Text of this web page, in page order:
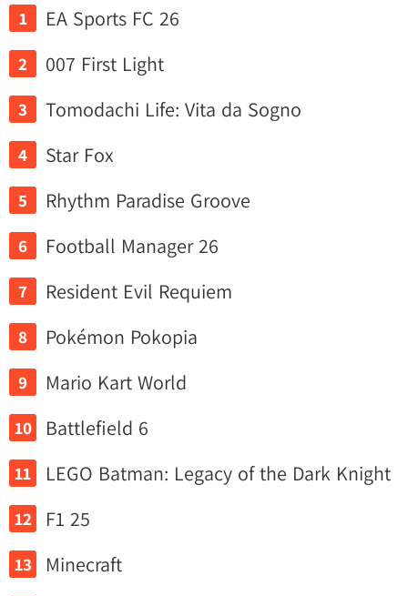
EA Sports FC 26
007 First Light
Tomodachi Life: Vita da Sogno
Star Fox
Rhythm Paradise Groove
Football Manager 26
Resident Evil Requiem
Pokémon Pokopia
Mario Kart World
Battlefield 6
LEGO Batman: Legacy of the Dark Knight
F1 25
Minecraft